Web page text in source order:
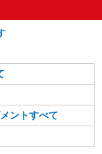
ントすべて